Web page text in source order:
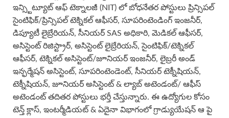
ఇన్స్టిట్యూట్ ఆఫ్ టెక్నాలజీ (NIT) లో బోధనేతర పోస్టులు ప్రిన్సిపల్
సైంటిఫిక్/ప్రిన్సిపల్ టెక్నికల్ ఆఫీసర్, సూపరింటెండింగ్ ఇంజనీర్,
డిప్యూటీ లైబ్రేరియన్, సీనియర్ SAS అధికారి, మెడికల్ ఆఫీసర్,
అసిస్టెంట్ రిజిస్ట్రార్, అసిస్టెంట్ లైబ్రేరియన్, సైంటిఫిక్/టెక్నికల్
ఆఫీసర్, టెక్నికల్ అసిస్టెంట్/జూనియర్ ఇంజనీర్, లైబ్రరీ అండ్
ఇన్ఫర్మేషన్ అసిస్టెంట్, సూపరింటెండెంట్, సీనియర్ టెక్నీషియన్,
టెక్నీషియన్, జూనియర్ అసిస్టెంట్ & ల్యాబ్ అటెండంట్/ ఆఫీస్
అటెండంట్ తదితర పోస్టులు భర్తీ చేస్తున్నారు. ఈ ఉద్యోగుల కోసం
టెన్త్ క్లాస్, ఇంటర్మీడియట్ & ఏదైనా విభాగంలో గ్రాడ్యుయేషన్ ఆ పై